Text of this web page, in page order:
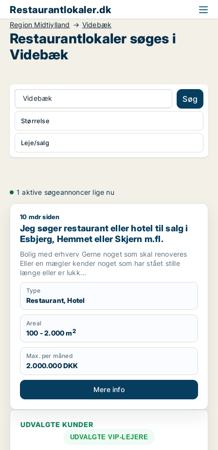
Restaurantlokaler.dk
Region Midtjylland Videbæk
Restaurantlokaler søges i
Videbæk
Videbæk Søg
Leje/salg
Størrelse
1 aktive søgeannoncer lige nu
Jeg søger restaurant eller hotel til salg i Esbjerg, Hemmet
10 mdr siden
Jeg søger restaurant eller hotel til salg i
Esbjerg, Hemmet eller Skjern m.fl.
Bolig med erhverv Gerne noget som skal renoveres
Eller en mægler kender noget som har stået stille
længe eller er lukk...
Type
Restaurant, Hotel
Areal
100 - 2.000 m2
Max. per måned
2.000.000 DKK
Mere info
UDVALGTE KUNDER
UDVALGTE VIP-LEJERE